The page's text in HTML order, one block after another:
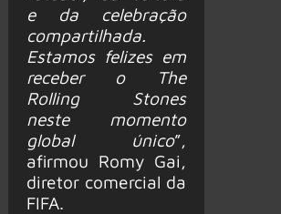
e da celebração
compartilhada.
Estamos felizes em
receber o The
Rolling Stones
neste momento
global único”,
afirmou Romy Gai,
diretor comercial da
FIFA.